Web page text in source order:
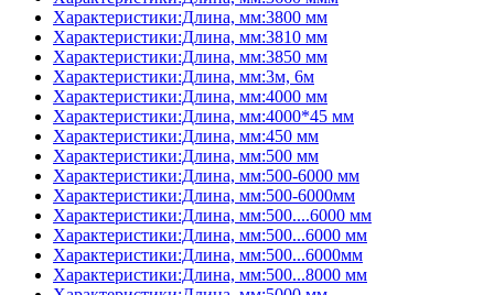
Характеристики:Длина, мм:3800 мм
Характеристики:Длина, мм:3810 мм
Характеристики:Длина, мм:3850 мм
Характеристики:Длина, мм:3м, 6м
Характеристики:Длина, мм:4000 мм
Характеристики:Длина, мм:4000*45 мм
Характеристики:Длина, мм:450 мм
Характеристики:Длина, мм:500 мм
Характеристики:Длина, мм:500-6000 мм
Характеристики:Длина, мм:500-6000мм
Характеристики:Длина, мм:500....6000 мм
Характеристики:Длина, мм:500...6000 мм
Характеристики:Длина, мм:500...6000мм
Характеристики:Длина, мм:500...8000 мм